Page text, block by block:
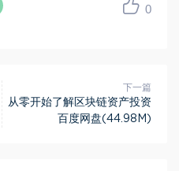
0
下一篇
从零开始了解区块链资产投资
百度网盘(44.98M)